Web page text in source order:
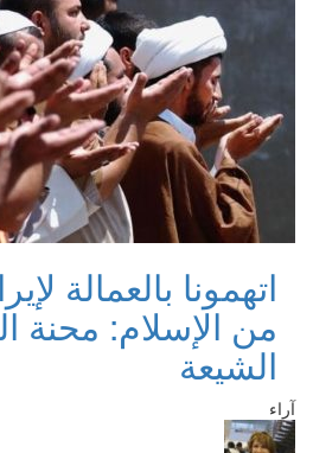
اتهمونا بالعمالة
من الإسلام: محنة
الشيعة
آراء